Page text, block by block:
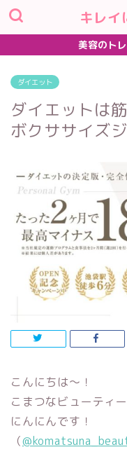
キレイ
美容のト
ダイエット
ダイエットは
ボクササイズ
こんにちは～！
こまつなビューティ
にんにんです！
（